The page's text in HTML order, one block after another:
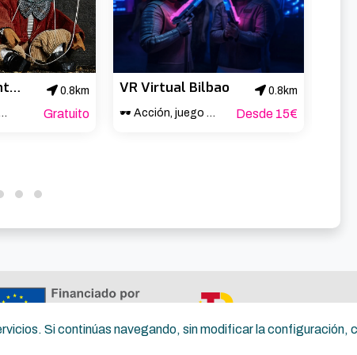
Si continúas navegando, sin modificar la configuración,
Pantzerki-Centro de documentación de títeres de Bilbao
0.8km
Diputación Foral de Bizkaia
Gratuito
VR Virtual Bilbao
0.8km
🕶️ Acción, juego y adrenalina en Bilbao 🎮
Desde 15€